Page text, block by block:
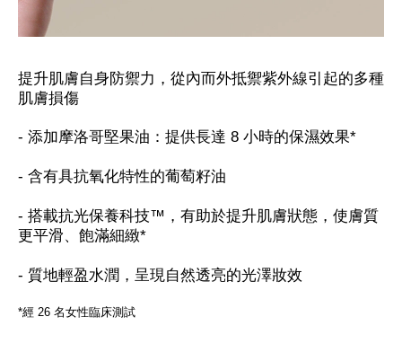
提升肌膚自身防禦力，從內而外抵禦紫外線引起的多種
肌膚損傷
- 添加摩洛哥堅果油：提供長達 8 小時的保濕效果*
- 含有具抗氧化特性的葡萄籽油
- 搭載抗光保養科技™，有助於提升肌膚狀態，使膚質
更平滑、飽滿細緻*
- 質地輕盈水潤，呈現自然透亮的光澤妝效
*經 26 名女性臨床測試